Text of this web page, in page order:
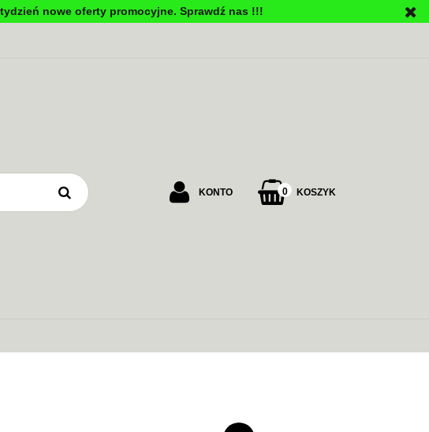
nowe oferty promocyjne. Sprawdź nas !!!
KONTO 0 KOSZYK